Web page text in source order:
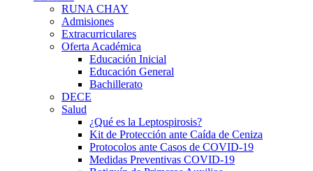
RUNA CHAY
Admisiones
Extracurriculares
Oferta Académica
Educación Inicial
Educación General
Bachillerato
DECE
Salud
¿Qué es la Leptospirosis?
Kit de Protección ante Caída de Ceniza
Protocolos ante Casos de COVID-19
Medidas Preventivas COVID-19